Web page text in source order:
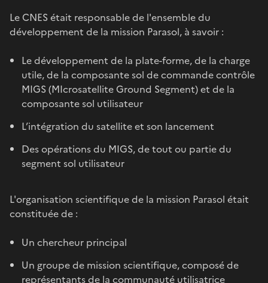
Le CNES était responsable de l'ensemble du
développement de la mission Parasol, à savoir :
Le développement de la plate-forme, de la charge
utile, de la composante sol de commande contrôle
MIGS (MIcrosatellite Ground Segment) et de la
composante sol utilisateur
L’intégration du satellite et son lancement
Des opérations du MIGS, de tout ou partie du
segment sol utilisateur
L'organisation scientifique de la mission Parasol était
constituée de :
Un chercheur principal
Un groupe de mission scientifique, composé de
représentants de la communauté utilisatrice